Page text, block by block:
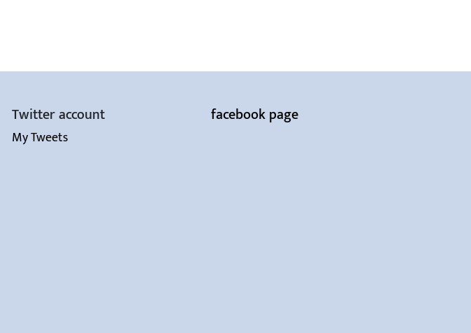
Twitter account
My Tweets
facebook page